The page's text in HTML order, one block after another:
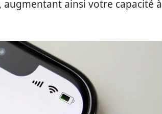
ainsi votre capacité à